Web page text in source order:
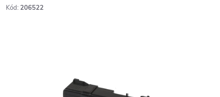
Kód: 206522